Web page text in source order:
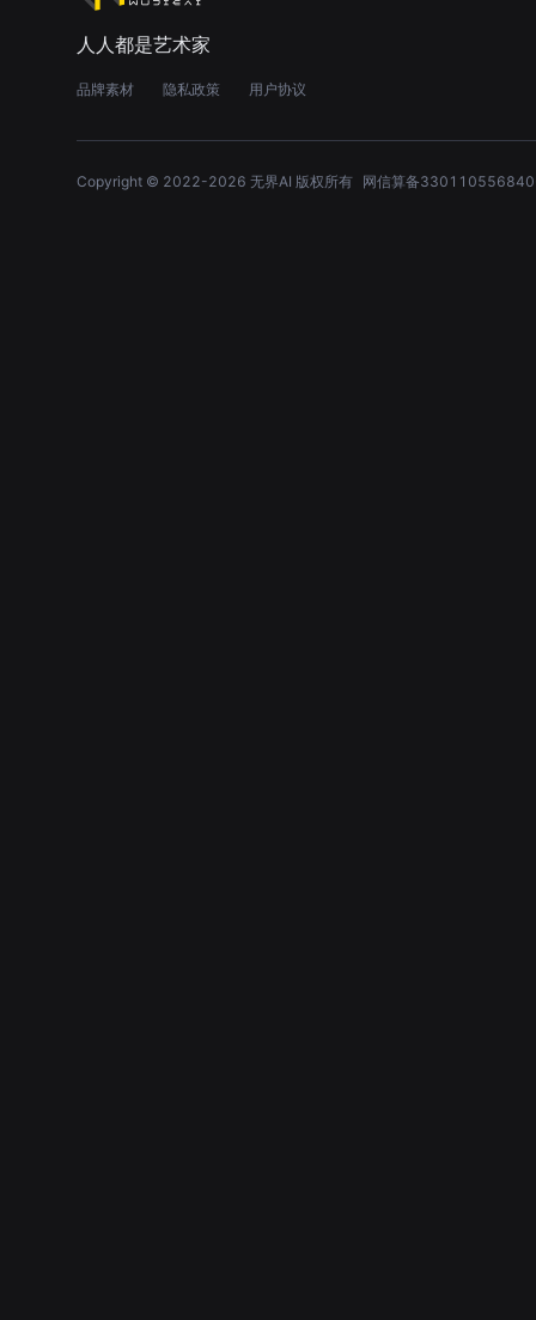
人人都是艺术家
品牌素材 隐私政策 用户协议
Copyright © 2022-2026 无界AI 版权所有 网信算备